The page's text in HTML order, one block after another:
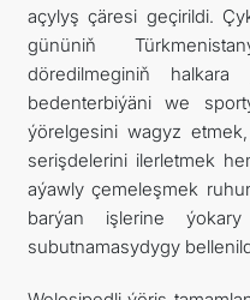
açylyş çäresi geçirildi.
gününiň
döredilmeginiň halkara
bedenterbiýäni we
ýörelgesini wagyz
serişdelerini ilerletmek
aýawly çemeleşmek
barýan işlerine
subutnamasydygy